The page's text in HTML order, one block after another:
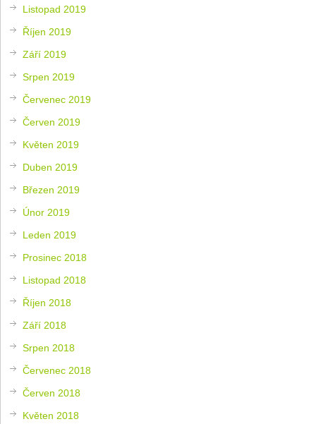
Listopad 2019
Říjen 2019
Září 2019
Srpen 2019
Červenec 2019
Červen 2019
Květen 2019
Duben 2019
Březen 2019
Únor 2019
Leden 2019
Prosinec 2018
Listopad 2018
Říjen 2018
Září 2018
Srpen 2018
Červenec 2018
Červen 2018
Květen 2018